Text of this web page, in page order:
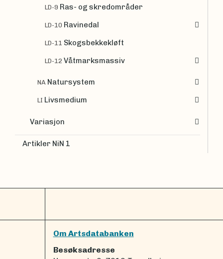
LD-9 Ras- og skredområder
LD-10 Ravinedal
LD-11 Skogsbekkekløft
LD-12 Våtmarksmassiv
NA Natursystem
LI Livsmedium
Variasjon
Artikler NiN 1
Om Artsdatabanken
Besøksadresse